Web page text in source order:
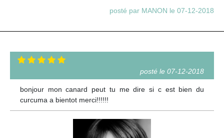
posté par MANON le 07-12-2018
posté le 07-12-2018
bonjour mon canard peut tu me dire si c est bien du
curcuma a bientot merci!!!!!!